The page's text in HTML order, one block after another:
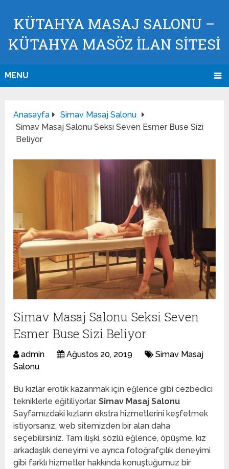
KÜTAHYA MASAJ SALONU –
KÜTAHYA MASÖZ İLAN SİTESİ
MENU
Anasayfa
Simav Masaj Salonu
Simav Masaj Salonu Seksi Seven Esmer Buse Sizi
Beliyor
Simav Masaj Salonu Seksi Seven
Esmer Buse Sizi Beliyor
admin Ağustos 20, 2019
Simav Masaj
Salonu
Bu kızlar erotik kazanmak için eğlence gibi cezbedici
tekniklerle eğitiliyorlar.Simav Masaj Salonu
Sayfamızdaki kızların ekstra hizmetlerini keşfetmek
istiyorsanız, web sitemizden bir alan daha
seçebilirsiniz. Tam ilişki, sözlü eğlence, öpüşme, kız
arkadaşlık deneyimi ve ayrıca fotoğrafçılık deneyimi
gibi farklı hizmetler hakkında konuştuğumuz bir